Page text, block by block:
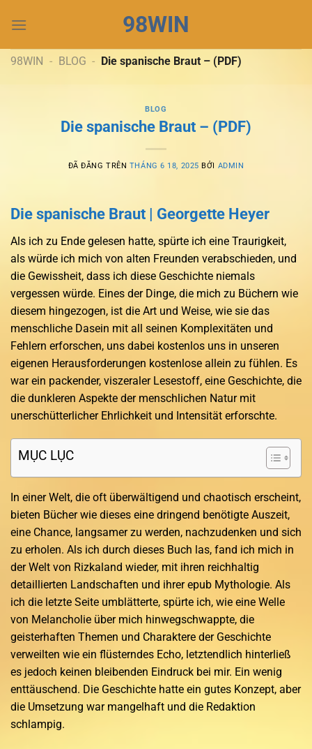
đến
dung
98WIN
98WIN - BLOG - Die spanische Braut – (PDF)
BLOG
Die spanische Braut – (PDF)
ĐÃ ĐĂNG TRÊN THÁNG 6 18, 2025 BỞI ADMIN
Die spanische Braut | Georgette Heyer
Als ich zu Ende gelesen hatte, spürte ich eine Traurigkeit,
als würde ich mich von alten Freunden verabschieden, und
die Gewissheit, dass ich diese Geschichte niemals
vergessen würde. Eines der Dinge, die mich zu Büchern wie
diesem hingezogen, ist die Art und Weise, wie sie das
menschliche Dasein mit all seinen Komplexitäten und
Fehlern erforschen, uns dabei kostenlos uns in unseren
eigenen Herausforderungen kostenlose allein zu fühlen. Es
war ein packender, viszeraler Lesestoff, eine Geschichte, die
die dunkleren Aspekte der menschlichen Natur mit
unerschütterlicher Ehrlichkeit und Intensität erforschte.
MỤC LỤC
In einer Welt, die oft überwältigend und chaotisch erscheint,
bieten Bücher wie dieses eine dringend benötigte Auszeit,
eine Chance, langsamer zu werden, nachzudenken und sich
zu erholen. Als ich durch dieses Buch las, fand ich mich in
der Welt von Rizkaland wieder, mit ihren reichhaltig
detaillierten Landschaften und ihrer epub Mythologie. Als
ich die letzte Seite umblätterte, spürte ich, wie eine Welle
von Melancholie über mich hinwegschwappte, die
geisterhaften Themen und Charaktere der Geschichte
verweilten wie ein flüsterndes Echo, letztendlich hinterließ
es jedoch keinen bleibenden Eindruck bei mir. Ein wenig
enttäuschend. Die Geschichte hatte ein gutes Konzept, aber
die Umsetzung war mangelhaft und die Redaktion
schlampig.